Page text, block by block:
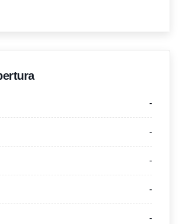
-
-
-
-
-